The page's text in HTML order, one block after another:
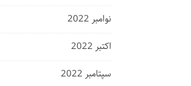
نوامبر 2022
اکتبر 2022
سپتامبر 2022